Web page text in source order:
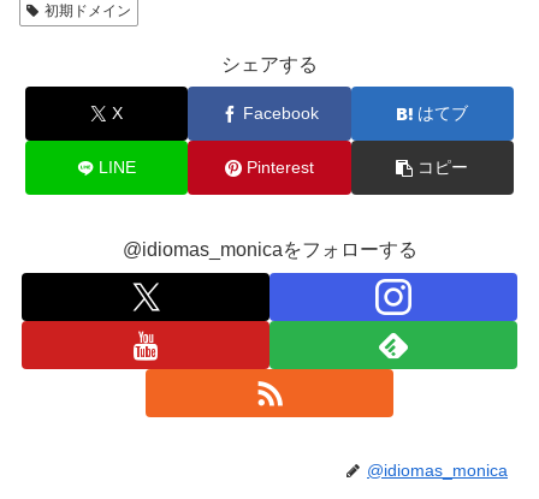
初期ドメイン
シェアする
X Facebook はてブ
LINE Pinterest コピー
@idiomas_monicaをフォローする
@idiomas_monica